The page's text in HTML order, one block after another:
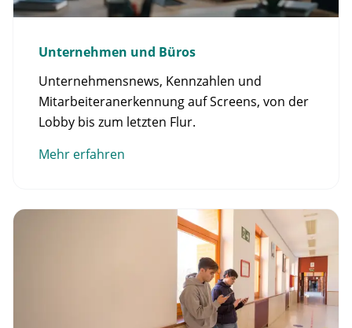
Unternehmen und Büros
Unternehmensnews, Kennzahlen und
Mitarbeiteranerkennung auf Screens, von der
Lobby bis zum letzten Flur.
Mehr erfahren